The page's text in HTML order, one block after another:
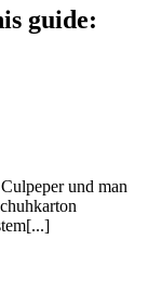
guide:
und man